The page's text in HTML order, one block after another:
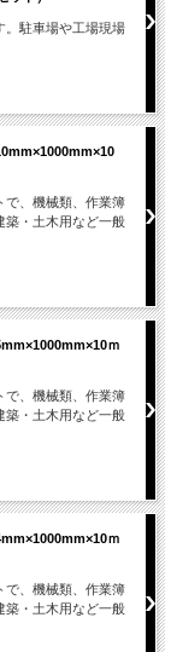
。駐車場や工場現場
で、機械類、作業簿
築・土木用など一般
ｍ
で、機械類、作業簿
築・土木用など一般
ｍ
で、機械類、作業簿
築・土木用など一般